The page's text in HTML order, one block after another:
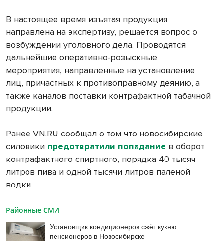
В настоящее время изъятая продукция
направлена на экспертизу, решается вопрос о
возбуждении уголовного дела. Проводятся
дальнейшие оперативно-розыскные
мероприятия, направленные на установление
лиц, причастных к противоправному деянию, а
также каналов поставки контрафактной табачной
продукции.
Ранее VN.RU сообщал о том что новосибирские
силовики предотвратили попадание в оборот
контрафактного спиртного, порядка 40 тысяч
литров пива и одной тысячи литров паленой
водки.
Районные СМИ
Установщик кондиционеров сжёг кухню
пенсионеров в Новосибирске